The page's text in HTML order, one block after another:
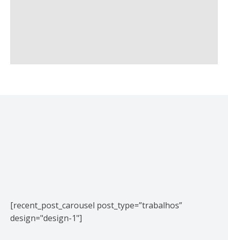
[recent_post_carousel post_type=”trabalhos”
design="design-1"]